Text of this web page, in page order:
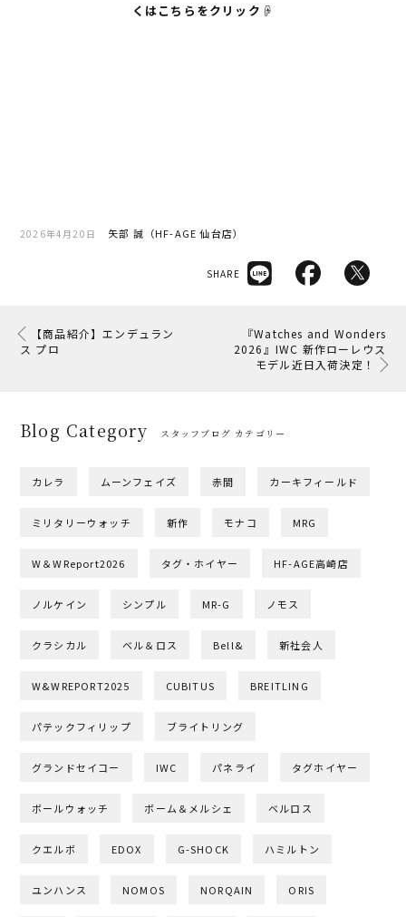
くはこちらをクリック☟
2026年4月20日 矢部 誠（HF-AGE 仙台店）
SHARE
【商品紹介】エンデュラン
ス プロ
『Watches and Wonders
2026』IWC 新作ローレウス
モデル近日入荷決定！
Blog Category スタッフブログ カテゴリー
カレラ ムーンフェイズ 赤間 カーキフィールド
ミリタリーウォッチ 新作 モナコ MRG
W＆WReport2026 タグ・ホイヤー HF-AGE高崎店
ノルケイン シンプル MR-G ノモス
クラシカル ベル＆ロス Bell& 新社会人
W&WREPORT2025 CUBITUS BREITLING
パテックフィリップ ブライトリング
グランドセイコー IWC パネライ タグホイヤー
ボールウォッチ ボーム＆メルシェ ベルロス
クエルボ EDOX G-SHOCK ハミルトン
ユンハンス NOMOS NORQAIN ORIS